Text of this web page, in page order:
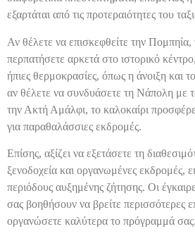
εξαρτάται από τις προτεραιότητες του
Αν θέλετε να επισκεφθείτε την
περπατήσετε αρκετά στο ιστορικό
ήπιες θερμοκρασίες, όπως η άνοιξη και
αν θέλετε να συνδυάσετε τη Νάπολη με
την Ακτή Αμάλφι, το καλοκαίρι
για παραθαλάσσιες εκδρομές.
Επίσης, αξίζει να εξετάσετε τη
ξενοδοχεία και οργανωμένες εκδρομές,
περιόδους αυξημένης ζήτησης. Οι
σας βοηθήσουν να βρείτε περισσότερες
οργανώσετε καλύτερα το πρόγραμμά σας.